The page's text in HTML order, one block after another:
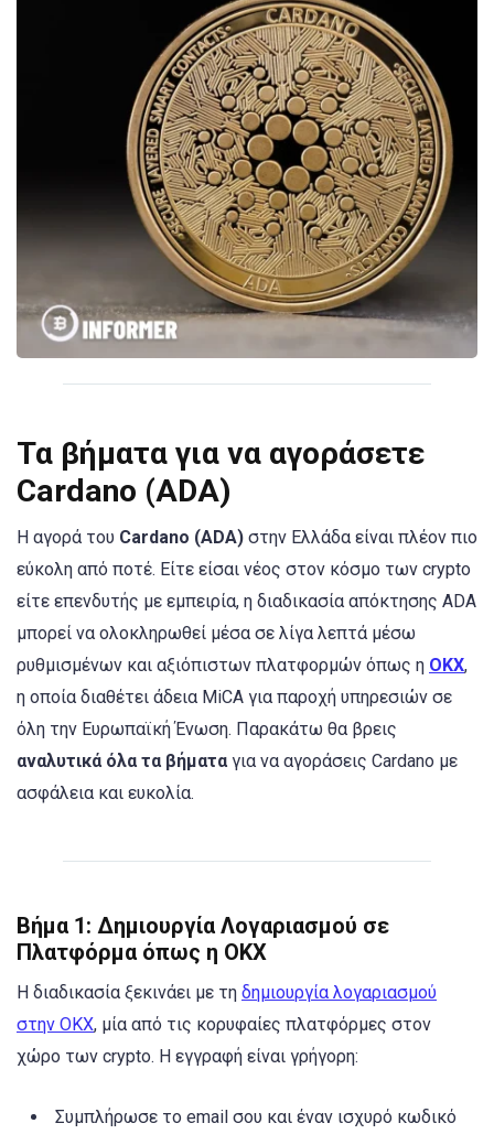
Τα βήματα για να αγοράσετε
Cardano (ADA)
Η αγορά του Cardano (ADA) στην Ελλάδα είναι πλέον πιο
εύκολη από ποτέ. Είτε είσαι νέος στον κόσμο των crypto
είτε επενδυτής με εμπειρία, η διαδικασία απόκτησης ADA
μπορεί να ολοκληρωθεί μέσα σε λίγα λεπτά μέσω
ρυθμισμένων και αξιόπιστων πλατφορμών όπως η OKX,
η οποία διαθέτει άδεια MiCA για παροχή υπηρεσιών σε
όλη την Ευρωπαϊκή Ένωση. Παρακάτω θα βρεις
αναλυτικά όλα τα βήματαγια να αγοράσεις Cardano με
ασφάλεια και ευκολία.
Βήμα 1: Δημιουργία Λογαριασμού σε
Πλατφόρμα όπως η OKX
Η διαδικασία ξεκινάει με τη δημιουργία λογαριασμού
στην OKX, μία από τις κορυφαίες πλατφόρμες στον
χώρο των crypto. Η εγγραφή είναι γρήγορη:
Συμπλήρωσε το email σου και έναν ισχυρό κωδικό